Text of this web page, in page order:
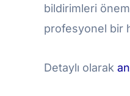
bildirimleri
profesyonel bir
Detaylı olarak